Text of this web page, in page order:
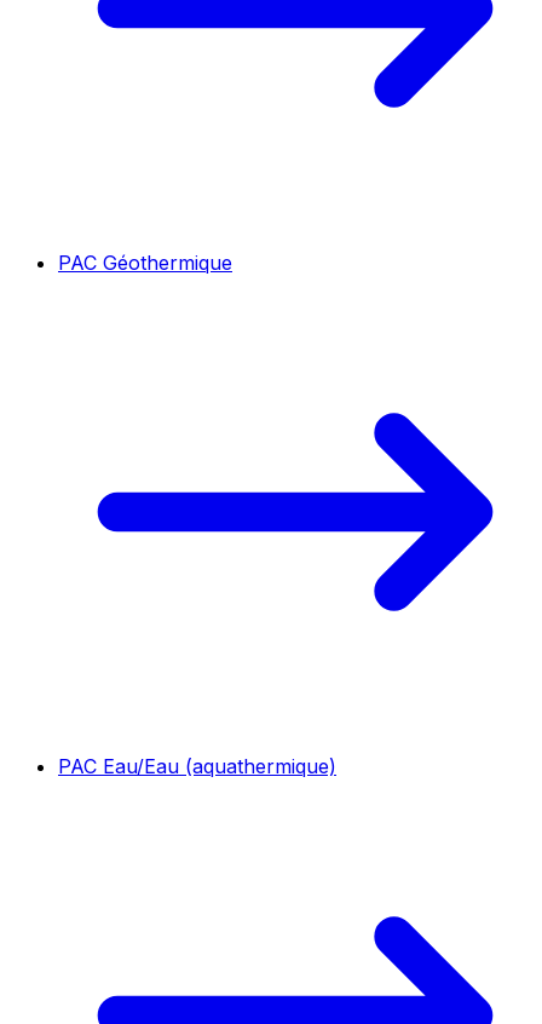
PAC Géothermique
PAC Eau/Eau (aquathermique)